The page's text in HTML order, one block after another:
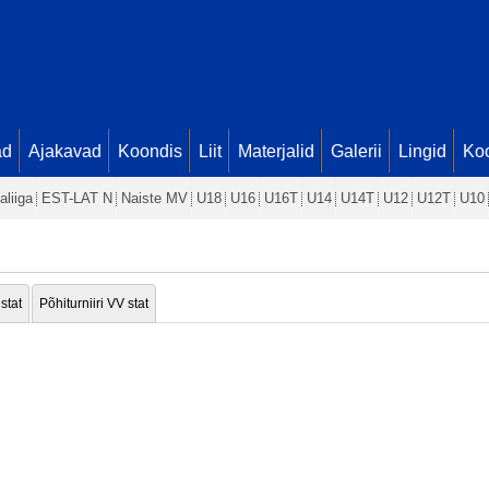
Ajakavad Koondis Liit Materjalid Galerii Lingid
EST-LAT N Naiste MV U18 U16 U16T U14 U14T U12 U12T U10
Põhiturniiri VV stat